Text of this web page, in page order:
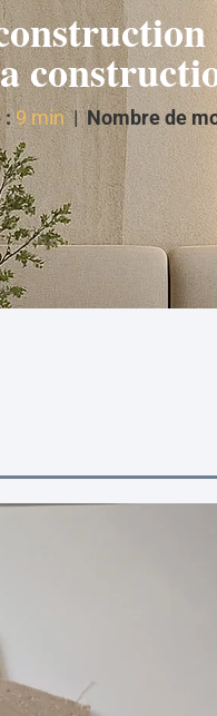
:9 min|Nombre de